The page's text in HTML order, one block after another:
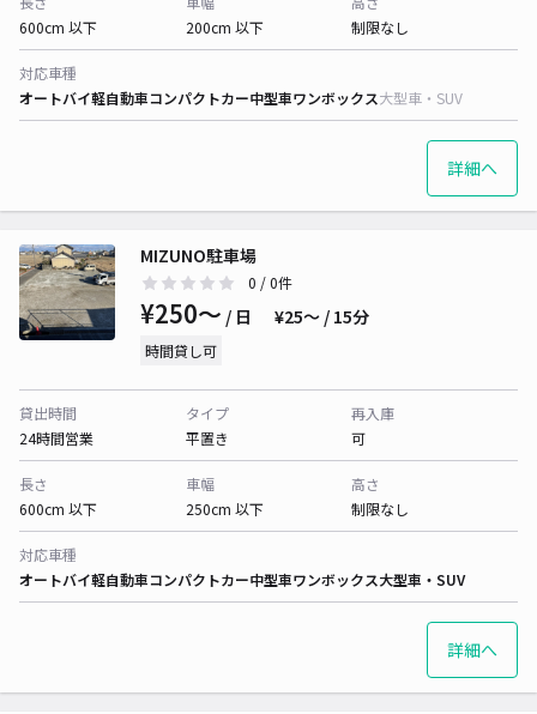
600cm 以下
200cm 以下
制限なし
対応車種
オートバイ軽自動車コンパクトカー中型車ワンボックス大型車・SUV
詳細へ
MIZUNO駐車場
0 / 0件
¥250〜 / 日 ¥25〜 / 15分
時間貸し可
貸出時間
24時間営業
タイプ
平置き
再入庫
可
長さ
600cm 以下
車幅
250cm 以下
高さ
制限なし
対応車種
オートバイ軽自動車コンパクトカー中型車ワンボックス大型車・SUV
詳細へ